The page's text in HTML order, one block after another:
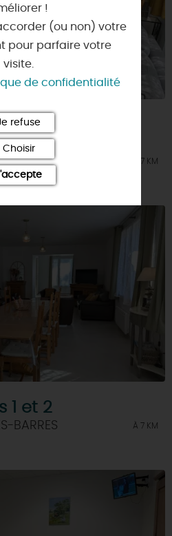
2
BARRES À 7 KM
1 et 2
BARRES À 7 KM
!
(ou non) votre
pour parfaire votre
visite.
de confidentialité
refuse
Choisir